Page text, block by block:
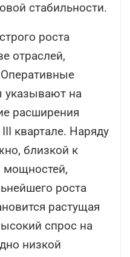
стабильности.
роста
отраслей,
указывают на
расширения
квартале. Наряду
близкой к
мощностей,
роста
растущая
спрос на
низкой